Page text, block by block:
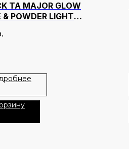
TA MAJOR GLOW
& POWDER LIGHT
DUO ОТТЕНОК